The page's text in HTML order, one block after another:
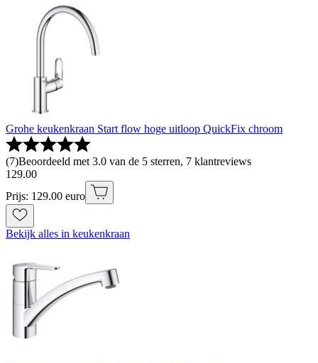
Grohe keukenkraan Start flow hoge uitloop QuickFix chroom
(7)Beoordeeld met 3.0 van de 5 sterren, 7 klantreviews
129.00
Prijs: 129.00 euro
Bekijk alles in keukenkraan